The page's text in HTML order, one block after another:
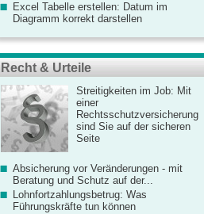
Excel Tabelle erstellen: Datum im
Diagramm korrekt darstellen
Recht & Urteile
Streitigkeiten im Job: Mit
einer
Rechtsschutzversicherung
sind Sie auf der sicheren
Seite
Absicherung vor Veränderungen - mit
Beratung und Schutz auf der...
Lohnfortzahlungsbetrug: Was
Führungskräfte tun können